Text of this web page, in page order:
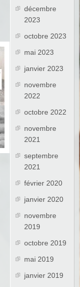
décembre
2023
octobre 2023
mai 2023
janvier 2023
novembre
2022
octobre 2022
novembre
2021
septembre
2021
février 2020
janvier 2020
novembre
2019
octobre 2019
mai 2019
janvier 2019